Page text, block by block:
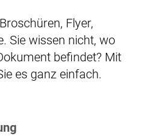
Flyer,
Sie wissen nicht, wo
befindet? Mit
es ganz einfach.